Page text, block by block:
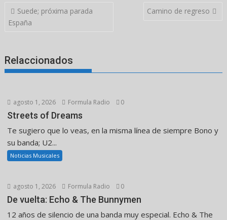
Navegación
de
Suede; próxima parada
España
Camino de regreso
Relaccionados
agosto 1, 2026 Formula Radio 0
Streets of Dreams
Te sugiero que lo veas, en la misma línea de siempre Bono y
su banda; U2...
Noticias Musicales
agosto 1, 2026 Formula Radio 0
De vuelta: Echo & The Bunnymen
12 años de silencio de una banda muy especial. Echo & The